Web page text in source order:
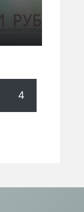
4